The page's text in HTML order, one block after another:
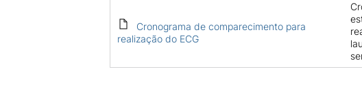
Cronograma de comparecimento para
realização do ECG